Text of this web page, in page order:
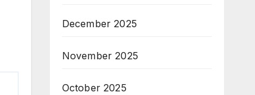
December 2025
November 2025
October 2025